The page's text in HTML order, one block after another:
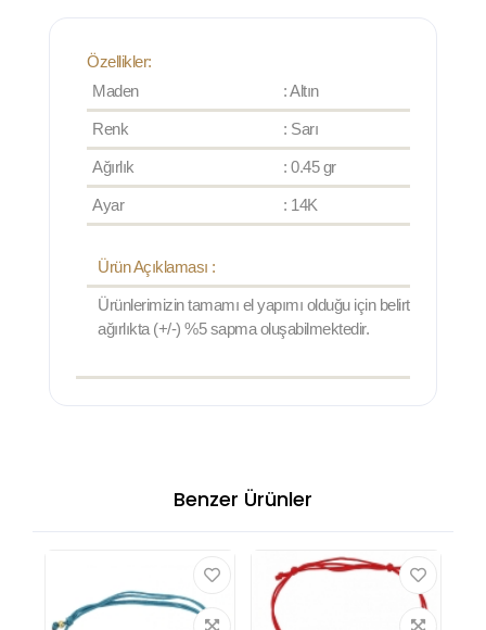
Özellikler:
Maden
: Altın
Renk : Sarı
Ağırlık : 0.45 gr
Ayar : 14K
Ürün Açıklaması :
Ürünlerimizin tamamı el yapımı olduğu için belirtilen
ağırlıkta (+/-) %5 sapma oluşabilmektedir.
Benzer Ürünler